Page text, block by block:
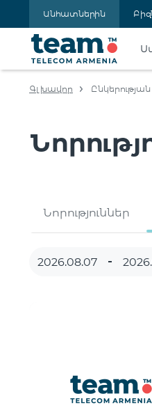
Անհատներին
Գլխավոր
Նորություններ